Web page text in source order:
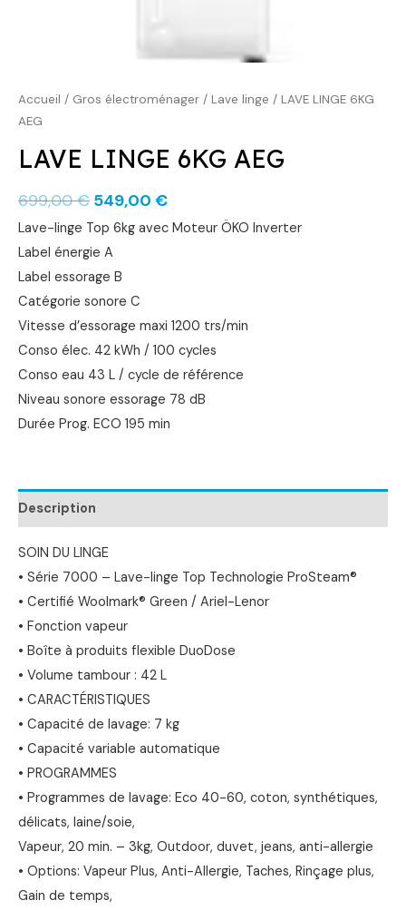
Accueil / Gros électroménager / Lave linge / LAVE LINGE 6KG
AEG
LAVE LINGE 6KG AEG
699,00€ 549,00 €
Lave-linge Top 6kg avec Moteur ÖKO Inverter
Label énergie A
Label essorage B
Catégorie sonore C
Vitesse d’essorage maxi 1200 trs/min
Conso élec. 42 kWh / 100 cycles
Conso eau 43 L / cycle de référence
Niveau sonore essorage 78 dB
Durée Prog. ECO 195 min
Description
SOIN DU LINGE
• Série 7000 – Lave-linge Top Technologie ProSteam®
• Certifié Woolmark® Green / Ariel-Lenor
• Fonction vapeur
• Boîte à produits flexible DuoDose
• Volume tambour : 42 L
• CARACTÉRISTIQUES
• Capacité de lavage: 7 kg
• Capacité variable automatique
• PROGRAMMES
• Programmes de lavage: Eco 40-60, coton, synthétiques,
délicats, laine/soie,
Vapeur, 20 min. – 3kg, Outdoor, duvet, jeans, anti-allergie
• Options: Vapeur Plus, Anti-Allergie, Taches, Rinçage plus,
Gain de temps,